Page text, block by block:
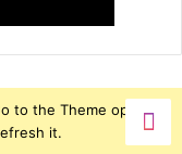
to the Theme options
it.